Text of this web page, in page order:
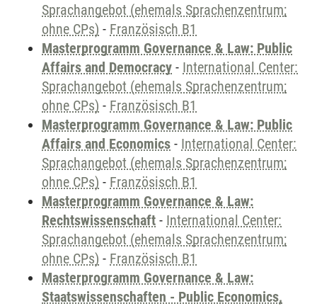
Sprachangebot (ehemals Sprachenzentrum;
ohne CPs) - Französisch B1
Masterprogramm Governance & Law: Public
Affairs and Democracy - International Center:
Sprachangebot (ehemals Sprachenzentrum;
ohne CPs) - Französisch B1
Masterprogramm Governance & Law: Public
Affairs and Economics - International Center:
Sprachangebot (ehemals Sprachenzentrum;
ohne CPs) - Französisch B1
Masterprogramm Governance & Law:
Rechtswissenschaft - International Center:
Sprachangebot (ehemals Sprachenzentrum;
ohne CPs) - Französisch B1
Masterprogramm Governance & Law:
Staatswissenschaften - Public Economics,